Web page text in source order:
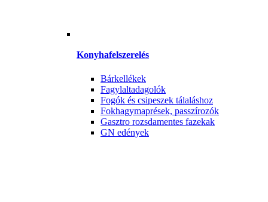
Konyhafelszerelés
Bárkellékek
Fagylaltadagolók
Fogók és csipeszek tálaláshoz
Fokhagymaprések, passzírozók
Gasztro rozsdamentes fazekak
GN edények